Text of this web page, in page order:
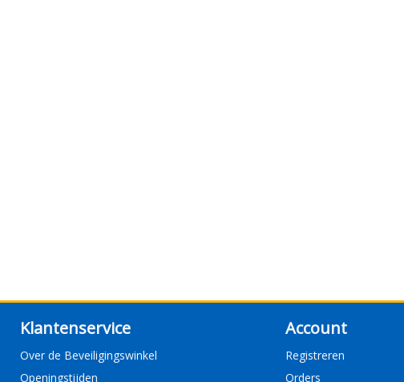
Klantenservice
Over de Beveiligingswinkel
Openingstijden
Account
Registreren
Orders